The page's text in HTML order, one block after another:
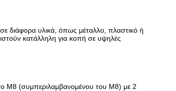
διάφορα υλικά, όπως μέταλλο, πλαστικό ή
κατάλληλη για κοπή σε υψηλές
M8 (συμπεριλαμβανομένου του M8) με 2